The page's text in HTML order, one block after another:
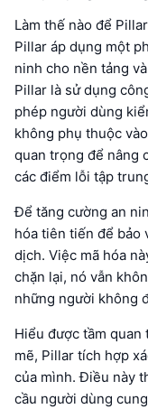
Làm thế nào để
Pillar áp dụng một
ninh cho nền tảng
Pillar là sử dụng
phép người dùng
không phụ thuộc
quan trọng để nâng
các điểm lỗi tập
Để tăng cường an
hóa tiên tiến để bảo
dịch. Việc mã hóa
chặn lại, nó vẫn
những người không
Hiểu được tầm quan
mẽ, Pillar tích hợp
của mình. Điều này
cầu người dùng